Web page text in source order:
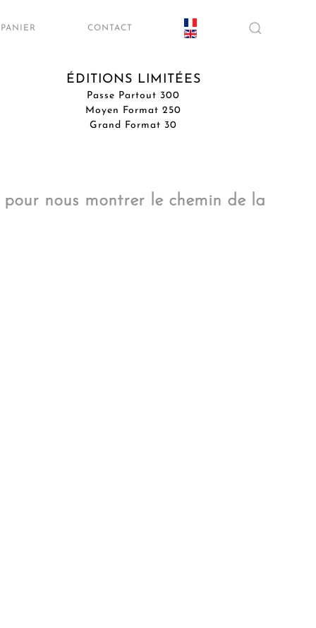
PANIER CONTACT
ÉDITIONS LIMITÉES
Passe Partout 300
Moyen Format 250
Grand Format 30
nous montrer le chemin de la